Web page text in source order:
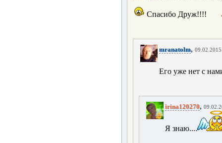
Спасибо Друж!!!!
mranatolm,
Его уже нет с
irina120270,
Я знаю....